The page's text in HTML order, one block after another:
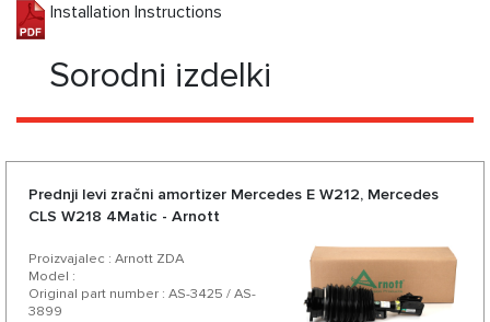
Installation Instructions
Sorodni izdelki
Prednji levi zračni amortizer Mercedes E W212, Mercedes
CLS W218 4Matic - Arnott
Proizvajalec : Arnott ZDA
Model :
Original part number : AS-3425 / AS-
3899